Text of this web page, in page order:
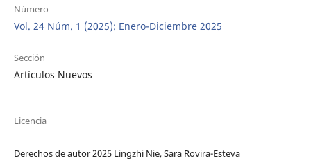
Número
Vol. 24 Núm. 1 (2025): Enero-Diciembre 2025
Sección
Artículos Nuevos
Licencia
Derechos de autor 2025 Lingzhi Nie, Sara Rovira-Esteva